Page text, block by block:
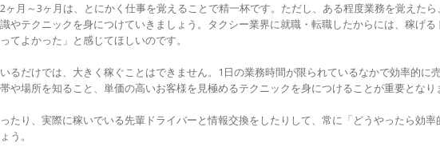
月～3ヶ月は、とにかく仕事を覚えることで精一杯です。ただし、ある程度業務を覚えた
やテクニックを身につけていきましょう。タクシー業界に就職・転職したからには、稼げる
てよかった」と感じてほしいのです。
るだけでは、大きく稼ぐことはできません。1日の業務時間が限られているなかで効率的に
や場所を知ること、単価の高いお客様を見極めるテクニックを身につけることが重要となり
たり、実際に稼いでいる先輩ドライバーと情報交換をしたりして、常に「どうやったら効率
う。